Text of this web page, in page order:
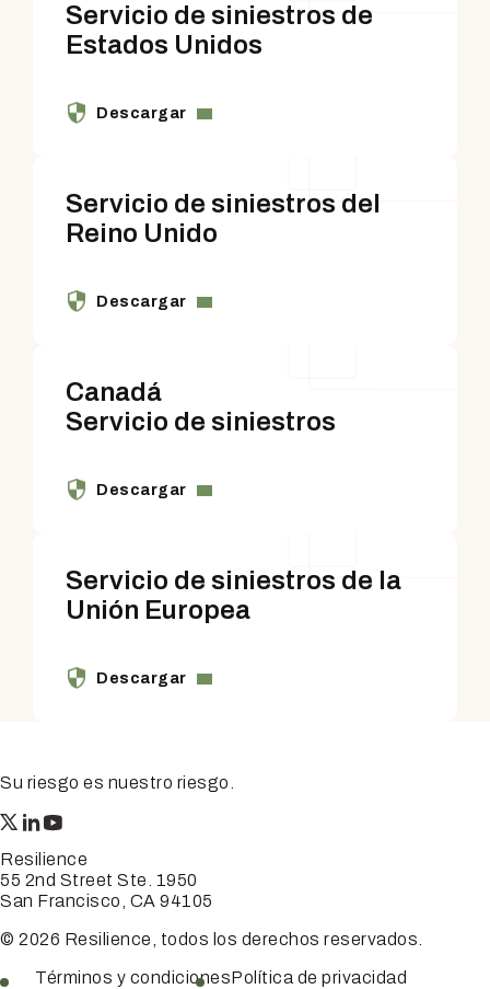
Servicio de siniestros de
Estados Unidos
Descargar
Servicio de siniestros del
Reino Unido
Descargar
Canadá
Servicio de siniestros
Descargar
Servicio de siniestros de la
Unión Europea
Descargar
Su riesgo es nuestro riesgo.
Resilience
55 2nd Street Ste. 1950
San Francisco, CA 94105
© 2026 Resilience, todos los derechos reservados.
Términos y condicionesPolítica de privacidad